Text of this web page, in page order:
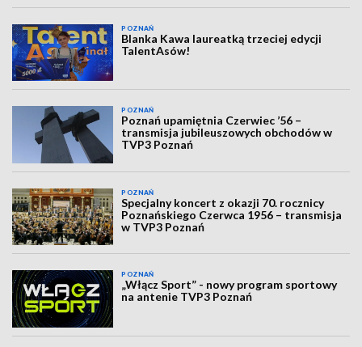
POZNAŃ
Blanka Kawa laureatką trzeciej edycji
TalentAsów!
POZNAŃ
Poznań upamiętnia Czerwiec ’56 –
transmisja jubileuszowych obchodów w
TVP3 Poznań
POZNAŃ
Specjalny koncert z okazji 70. rocznicy
Poznańskiego Czerwca 1956 – transmisja
w TVP3 Poznań
POZNAŃ
„Włącz Sport” - nowy program sportowy
na antenie TVP3 Poznań